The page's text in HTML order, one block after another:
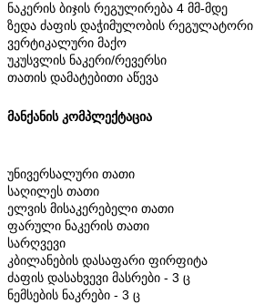
ნაკერის ბიჯის რეგულირება 4 მმ-მდე
ზედა ძაფის დაჭიმულობის რეგულატორი
ვერტიკალური მაქო
უკუსვლის ნაკერი/რევერსი
თათის დამატებითი აწევა
მანქანის კომპლექტაცია
უნივერსალური თათი
საღილეს თათი
ელვის მისაკერებელი თათი
ფარული ნაკერის თათი
სარღვევი
კბილანების დასაფარი ფირფიტა
ძაფის დასახვევი მასრები - 3 ც
ნემსების ნაკრები - 3 ც